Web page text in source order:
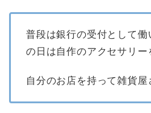
普段は銀行の受付として働
の日は自作のアクセサリー
自分のお店を持って雑貨屋